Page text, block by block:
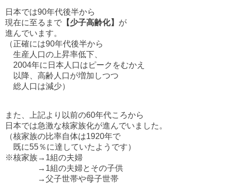
日本では90年代後半から
現在に至るまで 【少子高齢化】 が
進んでいます。
（正確には90年代後半から
生産人口の上昇率低下、
2004年に日本人口はピークをむかえ
以降、高齢人口が増加しつつ
総人口は減少）
また、上記より以前の60年代ころから
日本では急激な核家族化が進んでいました。
（核家族の比率自体は1920年で
既に55％に達していたようです）
※核家族→1組の夫婦
→1組の夫婦とその子供
→父子世帯や母子世帯